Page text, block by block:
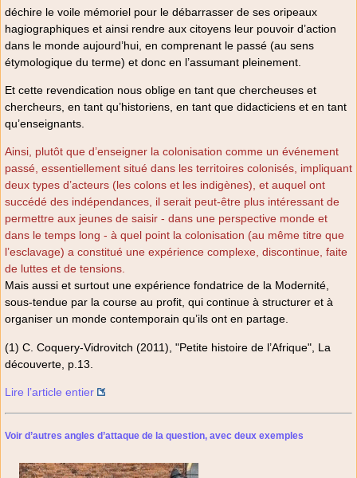
déchire le voile mémoriel pour le débarrasser de ses oripeaux
hagiographiques et ainsi rendre aux citoyens leur pouvoir d’action
dans le monde aujourd’hui, en comprenant le passé (au sens
étymologique du terme) et donc en l’assumant pleinement.
Et cette revendication nous oblige en tant que chercheuses et
chercheurs, en tant qu’historiens, en tant que didacticiens et en tant
qu’enseignants.
Ainsi, plutôt que d’enseigner la colonisation comme un événement
passé, essentiellement situé dans les territoires colonisés, impliquant
deux types d’acteurs (les colons et les indigènes), et auquel ont
succédé des indépendances, il serait peut-être plus intéressant de
permettre aux jeunes de saisir - dans une perspective monde et
dans le temps long - à quel point la colonisation (au même titre que
l’esclavage) a constitué une expérience complexe, discontinue, faite
de luttes et de tensions.
Mais aussi et surtout une expérience fondatrice de la Modernité,
sous-tendue par la course au profit, qui continue à structurer et à
organiser un monde contemporain qu’ils ont en partage.
(1) C. Coquery-Vidrovitch (2011), "Petite histoire de l’Afrique", La
découverte, p.13.
Lire l’article entier
Voir d’autres angles d’attaque de la question, avec deux exemples